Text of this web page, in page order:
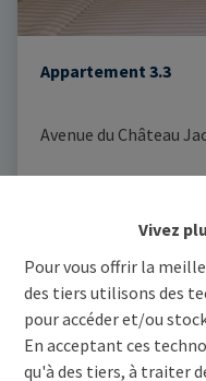
Vivez
Pour vous offrir la
des tiers utilisons des
pour accéder et/ou
En acceptant ces
qu'à des tiers, à traiter
Appartement 3.3
Avenue du Château
152.7 m²
OPTION